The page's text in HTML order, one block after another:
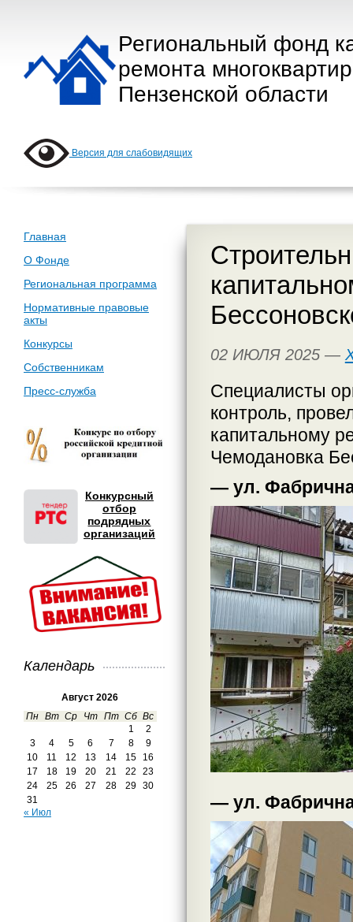
Региональный фонд
ремонта
Пензенской области
Версия для слабовидящих
Главная
О Фонде
Региональная программа
Нормативные правовые
акты
Конкурсы
Собственникам
Пресс-служба
Конкурсный
отбор
подрядных
организаций
Календарь
Август 2026
Пн Вт Ср Чт Пт Сб Вс
1
2
3
4 5 6 7 8
9
10
11 12 13 14 15
16
17
18 19 20 21 22
23
24
25 26 27 28 29
30
31
« Июл
02 ИЮЛЯ 2025 —
Специалисты
контроль,
капитальному
Чемодановка
— ул.
— ул.